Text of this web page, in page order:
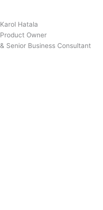
Karol Hatala
Product Owner
& Senior Business Consultant